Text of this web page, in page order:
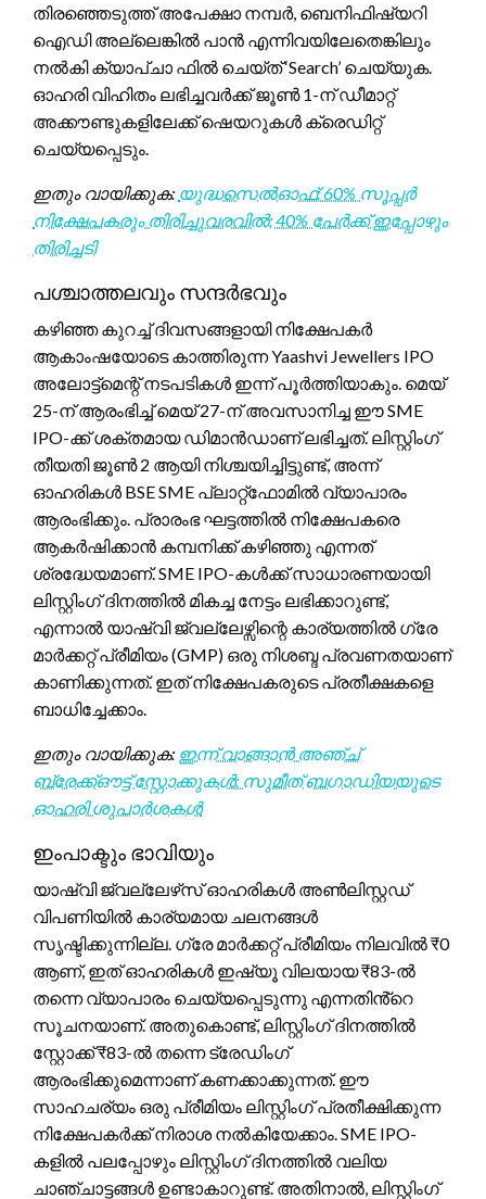
തിരഞ്ഞെടുത്ത് അപേക്ഷാ നമ്പർ, ബെനിഫിഷ്യറി
ഐഡി അല്ലെങ്കിൽ പാൻ എന്നിവയിലേതെങ്കിലും
നൽകി ക്യാപ്ചാ ഫിൽ ചെയ്ത് ‘Search’ ചെയ്യുക.
ഓഹരി വിഹിതം ലഭിച്ചവർക്ക് ജൂൺ 1-ന് ഡീമാറ്റ്
അക്കൗണ്ടുകളിലേക്ക് ഷെയറുകൾ ക്രെഡിറ്റ്
ചെയ്യപ്പെടും.
ഇതും വായിക്കുക: യുദ്ധസെൽഓഫ്: 60% സൂപ്പർ
നിക്ഷേപകരും തിരിച്ചുവരവിൽ; 40% പേർക്ക് ഇപ്പോഴും
തിരിച്ചടി
പശ്ചാത്തലവും സന്ദർഭവും
കഴിഞ്ഞ കുറച്ച് ദിവസങ്ങളായി നിക്ഷേപകർ
ആകാംഷയോടെ കാത്തിരുന്ന Yaashvi Jewellers IPO
അലോട്ട്‌മെന്റ് നടപടികൾ ഇന്ന് പൂർത്തിയാകും. മെയ്
25-ന് ആരംഭിച്ച് മെയ് 27-ന് അവസാനിച്ച ഈ SME
IPO-ക്ക് ശക്തമായ ഡിമാൻഡാണ് ലഭിച്ചത്. ലിസ്റ്റിംഗ്
തീയതി ജൂൺ 2 ആയി നിശ്ചയിച്ചിട്ടുണ്ട്, അന്ന്
ഓഹരികൾ BSE SME പ്ലാറ്റ്‌ഫോമിൽ വ്യാപാരം
ആരംഭിക്കും. പ്രാരംഭ ഘട്ടത്തിൽ നിക്ഷേപകരെ
ആകർഷിക്കാൻ കമ്പനിക്ക് കഴിഞ്ഞു എന്നത്
ശ്രദ്ധേയമാണ്. SME IPO-കൾക്ക് സാധാരണയായി
ലിസ്റ്റിംഗ് ദിനത്തിൽ മികച്ച നേട്ടം ലഭിക്കാറുണ്ട്,
എന്നാൽ യാഷ്വി ജ്വല്ലേഴ്സിന്റെ കാര്യത്തിൽ ഗ്രേ
മാർക്കറ്റ് പ്രീമിയം (GMP) ഒരു നിശബ്ദ പ്രവണതയാണ്
കാണിക്കുന്നത്. ഇത് നിക്ഷേപകരുടെ പ്രതീക്ഷകളെ
ബാധിച്ചേക്കാം.
ഇതും വായിക്കുക: ഇന്ന് വാങ്ങാൻ അഞ്ച്
ബ്രേക്ക്ഔട്ട് സ്റ്റോക്കുകൾ: സുമീത് ബഗാഡിയയുടെ
ഓഹരി ശുപാർശകൾ
ഇംപാക്ടും ഭാവിയും
യാഷ്വി ജ്വല്ലേഴ്‌സ് ഓഹരികൾ അൺലിസ്റ്റഡ്
വിപണിയിൽ കാര്യമായ ചലനങ്ങൾ
സൃഷ്ടിക്കുന്നില്ല. ഗ്രേ മാർക്കറ്റ് പ്രീമിയം നിലവിൽ ₹0
ആണ്, ഇത് ഓഹരികൾ ഇഷ്യൂ വിലയായ ₹83-ൽ
തന്നെ വ്യാപാരം ചെയ്യപ്പെടുന്നു എന്നതിൻ്റെ
സൂചനയാണ്. അതുകൊണ്ട്, ലിസ്റ്റിംഗ് ദിനത്തിൽ
സ്റ്റോക്ക് ₹83-ൽ തന്നെ ട്രേഡിംഗ്
ആരംഭിക്കുമെന്നാണ് കണക്കാക്കുന്നത്. ഈ
സാഹചര്യം ഒരു പ്രീമിയം ലിസ്റ്റിംഗ് പ്രതീക്ഷിക്കുന്ന
നിക്ഷേപകർക്ക് നിരാശ നൽകിയേക്കാം. SME IPO-
കളിൽ പലപ്പോഴും ലിസ്റ്റിംഗ് ദിനത്തിൽ വലിയ
ചാഞ്ചാട്ടങ്ങൾ ഉണ്ടാകാറുണ്ട്. അതിനാൽ, ലിസ്റ്റിംഗ്